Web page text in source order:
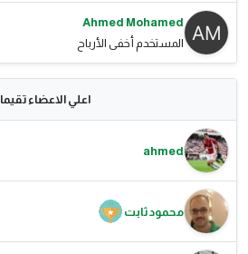
Ahmed Mohamed
المستخدم أخفى الأرباح
اعلي الاعضاء تقيما
ahmed
محمود ثابت